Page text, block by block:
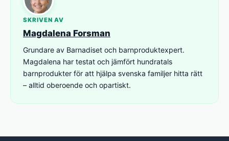
SKRIVEN AV
Magdalena Forsman
Grundare av Barnadiset och barnproduktexpert.
Magdalena har testat och jämfört hundratals
barnprodukter för att hjälpa svenska familjer hitta rätt
– alltid oberoende och opartiskt.